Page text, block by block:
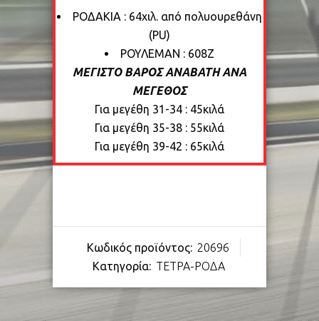
ΡΟΔΑΚΙΑ : 64χιλ. από πολυουρεθάνη
(PU)
ΡΟΥΛΕΜΑΝ : 608Ζ
ΜΕΓΙΣΤΟ ΒΑΡΟΣ ΑΝΑΒΑΤΗ ΑΝΑ
ΜΕΓΕΘΟΣ
Για μεγέθη 31-34 : 45κιλά
Για μεγέθη 35-38 : 55κιλά
Για μεγέθη 39-42 : 65κιλά
Κωδικός προϊόντος: 20696
Κατηγορία: ΤΕΤΡΑ-ΡΟΔΑ